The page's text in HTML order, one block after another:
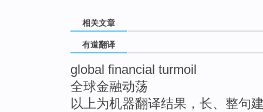
相关文章
有道翻译
global financial turmoil
全球金融动荡
以上为机器翻译结果，长、整句